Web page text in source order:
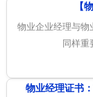
【
物业企业经理与物
同样重
物业经理证书